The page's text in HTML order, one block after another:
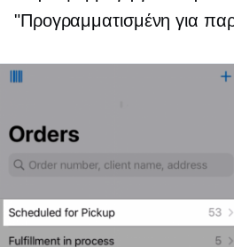
"Προγραμματισμένη για